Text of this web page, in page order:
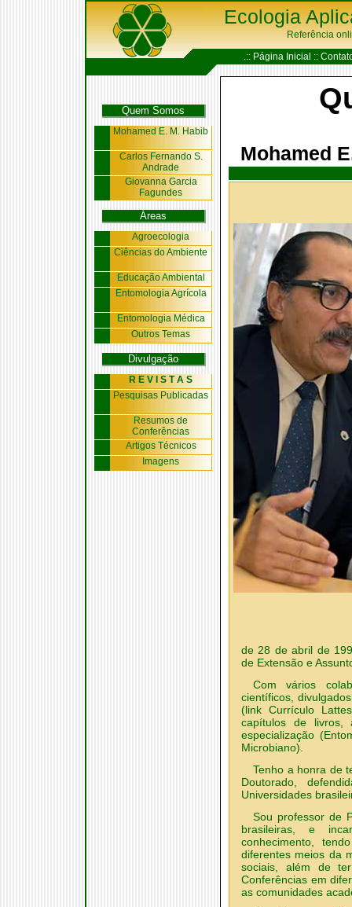
Ecologia
Referência
.:: Página Inicial ::
Quem Somos
Mohamed E. M. Habib
Carlos Fernando S.
Andrade
Giovanna Garcia
Fagundes
Áreas
Agroecologia
Ciências do Ambiente
Educação Ambiental
Entomologia Agrícola
Entomologia Médica
Outros Temas
Divulgação
R E V I S T A S
Pesquisas Publicadas
Resumos de
Conferências
Artigos Técnicos
Imagens
Mohamed
de 28 de abril de
de Extensão e
Com vários
científicos,
(link Currículo
capítulos de livros,
especialização
Microbiano).
Tenho a honra de
Doutorado,
Universidades
Sou professor de
brasileiras, e
conhecimento,
diferentes meios da
sociais, além de
Conferências em
as comunidades